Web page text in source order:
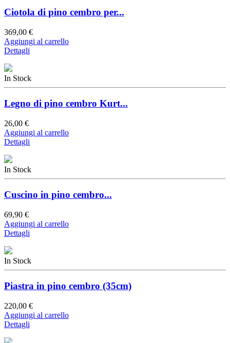
Ciotola di pino cembro per...
369,00 €
Aggiungi al carrello
Dettagli
In Stock
Legno di pino cembro Kurt...
26,00 €
Aggiungi al carrello
Dettagli
In Stock
Cuscino in pino cembro...
69,90 €
Aggiungi al carrello
Dettagli
In Stock
Piastra in pino cembro (35cm)
220,00 €
Aggiungi al carrello
Dettagli